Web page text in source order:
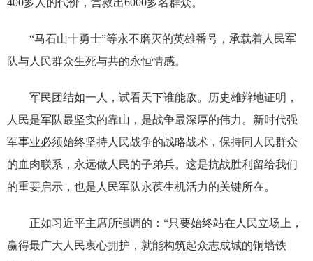
400多人的代价，营救出6000多名群众。
“马石山十勇士”等永不磨灭的英雄番号，承载着人民军
队与人民群众生死与共的永恒情感。
军民团结如一人，试看天下谁能敌。历史雄辩地证明，
人民是军队最坚实的靠山，是战争最深厚的伟力。新时代强
军事业必须始终坚持人民战争的战略战术，保持同人民群众
的血肉联系，永远做人民的子弟兵。这是抗战胜利留给我们
的重要启示，也是人民军队永葆生机活力的关键所在。
正如习近平主席所强调的：“只要始终站在人民立场上，
赢得最广大人民衷心拥护，就能构筑起众志成城的铜墙铁